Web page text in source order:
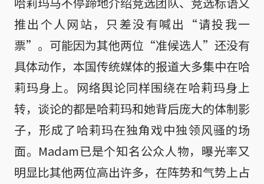
推出个人网站，只差没有喊出“请投我一
票”。可能因为其他两位“准候选人”还没有
具体动作，本国传统媒体的报道大多集中在哈
莉玛身上。网络舆论同样围绕在哈莉玛身上
转，谈论的都是哈莉玛和她背后庞大的体制影
子，形成了哈莉玛在独角戏中独领风骚的场
面。Madam已是个知名公众人物，曝光率又
明显比其他两位高出许多，在阵势和气势上占